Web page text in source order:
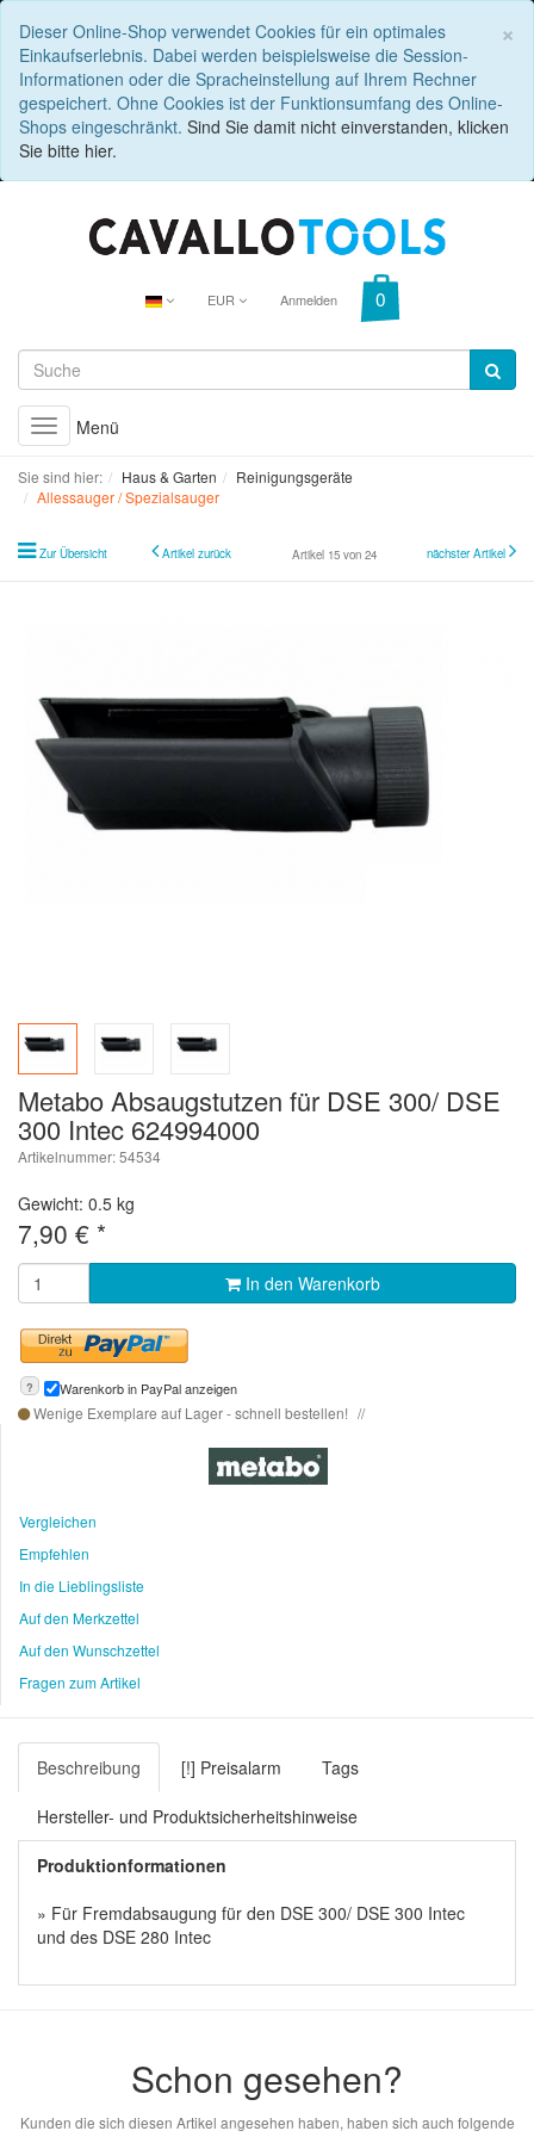
×
Dieser Online-Shop verwendet Cookies für ein optimales
Einkaufserlebnis. Dabei werden beispielsweise die Session-
Informationen oder die Spracheinstellung auf Ihrem Rechner
gespeichert. Ohne Cookies ist der Funktionsumfang des Online-
Shops eingeschränkt. Sind Sie damit nicht einverstanden, klicken
Sie bitte hier.
EUR Anmelden
Toggle
navigation
Menü
Sie sind hier: Haus & Garten
Reinigungsgeräte
Allessauger / Spezialsauger
Zur Übersicht Artikel zurück Artikel 15 von 24 nächster Artikel
Metabo Absaugstutzen für DSE 300/ DSE
300 Intec 624994000
Artikelnummer: 54534
Gewicht: 0.5 kg
7,90 € *
In den Warenkorb
? Warenkorb in PayPal anzeigen
Wenige Exemplare auf Lager - schnell bestellen!
Vergleichen
Empfehlen
In die Lieblingsliste
Auf den Merkzettel
Auf den Wunschzettel
Fragen zum Artikel
Beschreibung [!] Preisalarm Tags
Hersteller- und Produktsicherheitshinweise
Produktionformationen
» Für Fremdabsaugung für den DSE 300/ DSE 300 Intec
und des DSE 280 Intec
Schon gesehen?
Kunden die sich diesen Artikel angesehen haben, haben sich auch folgende